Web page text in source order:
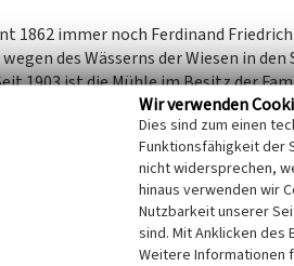
1862 immer noch Ferdinand
des Wässerns der Wiesen in
1903 ist die Mühle im Besitz der
1940 wird der Wasserantrieb der
Die Wasserversorgung
Bereits 1939 wird der erste
liegt die Mühle still. Am 1.11.1948
Roggen gemahlen. Mit der
Verarbeitung getrocknet werden.
Wir verwenden
Dies sind zum einen
Funktionsfähigkeit der
nicht widersprechen,
hinaus verwenden wir
Nutzbarkeit unserer
sind. Mit Anklicken des
Weitere Informationen